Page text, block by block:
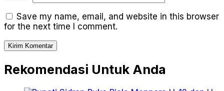
Save my name, email, and website in this browser
for the next time I comment.
Rekomendasi Untuk Anda